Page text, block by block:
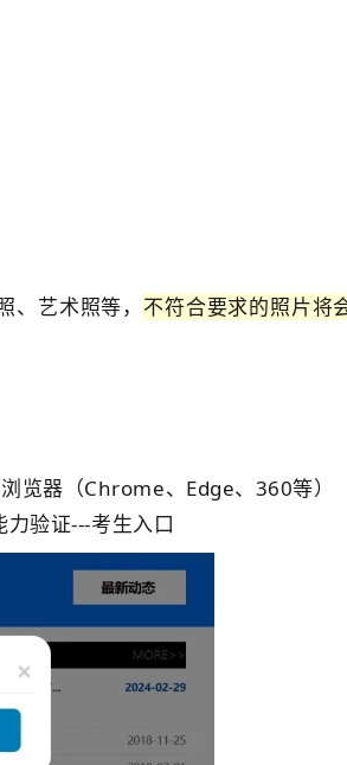
艺术照等， 不符合要求的照片将
览器（Chrome、Edge、360等）
验证---考生入口